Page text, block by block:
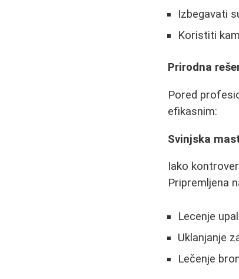
Izbegavati
Koristiti
Prirodna
Pored
efikasnim:
Svinjska
Iako
Pripremljena
Lecenje
Uklanjanje
Lečenje